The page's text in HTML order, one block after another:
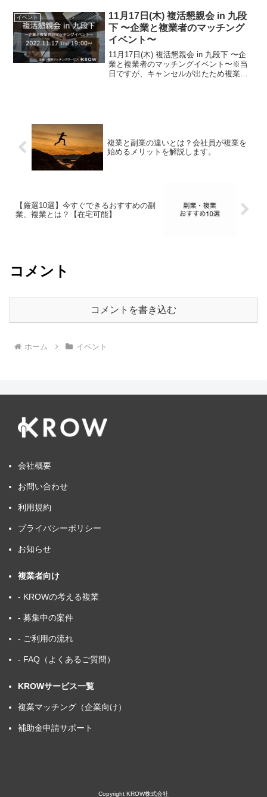
レキシブルオフィスCoffee and Works
by...
イベント
11月17日(木) 複活懇親会 in 九段
下 〜企業と複業者のマッチング
イベント〜
11月17日(木) 複活懇親会 in 九段下 〜企
業と複業者のマッチングイベント〜※当
日ですが、キャンセルが出たため複業者
複業と副業の違いとは？会社員が複業を
始めるメリットを解説します。
【厳選10選】今すぐできるおすすめの副
業、複業とは？【在宅可能】
コメント
コメントを書き込む
ホーム イベント
会社概要
お問い合わせ
利用規約
プライバシーポリシー
お知らせ
複業者向け
- KROWの考える複業
- 募集中の案件
- ご利用の流れ
- FAQ（よくあるご質問）
KROWサービス一覧
複業マッチング（企業向け）
補助金申請サポート
Copyright KROW株式会社